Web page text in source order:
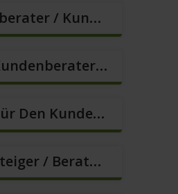
Verkaufsberater / Kundenberater – Ab Sofort (m/w/d)
Lokaler Kundenberater (m/w/d)
Berater Für Den Kundenservice In VZ/TZ (m/w/d)
Quereinsteiger / Berater Im Vertrieb (m/w/d)